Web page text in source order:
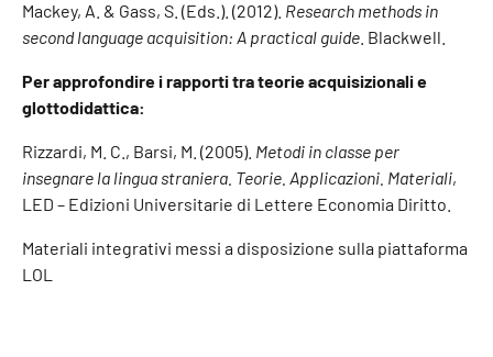
Mackey, A. & Gass, S. (Eds.). (2012). Research methods in
second language acquisition: A practical guide . Blackwell.
Per approfondire i rapporti tra teorie acquisizionali e
glottodidattica:
Rizzardi, M. C., Barsi, M. (2005). Metodi in classe per
insegnare la lingua straniera. Teorie. Applicazioni. Materiali,
LED – Edizioni Universitarie di Lettere Economia Diritto.
Materiali integrativi messi a disposizione sulla piattaforma
LOL